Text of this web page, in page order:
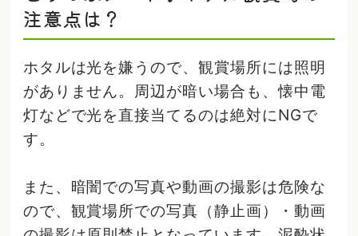
注意点は？
ホタルは光を嫌うので、観賞場所には照明
がありません。周辺が暗い場合も、懐中電
灯などで光を直接当てるのは絶対にNGで
す。
また、暗闇での写真や動画の撮影は危険な
ので、観賞場所での写真（静止画）・動画